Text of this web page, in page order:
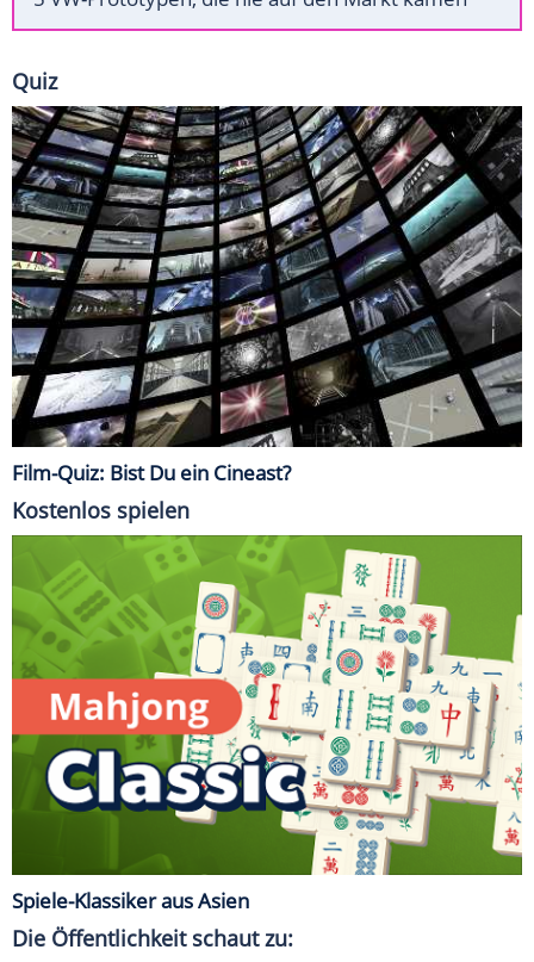
Quiz
Film-Quiz: Bist Du ein Cineast?
Kostenlos spielen
Spiele-Klassiker aus Asien
Die Öffentlichkeit schaut zu: